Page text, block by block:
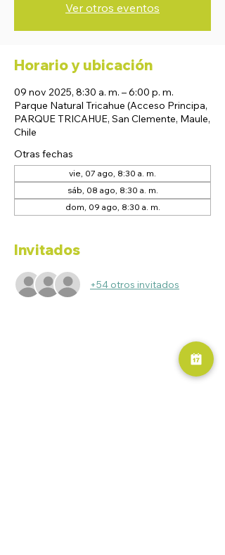
Ver otros eventos
Horario y ubicación
09 nov 2025, 8:30 a. m. – 6:00 p. m.
Parque Natural Tricahue (Acceso Principa,
PARQUE TRICAHUE, San Clemente, Maule,
Chile
Otras fechas
vie, 07 ago, 8:30 a. m.
sáb, 08 ago, 8:30 a. m.
dom, 09 ago, 8:30 a. m.
Invitados
+54 otros invitados